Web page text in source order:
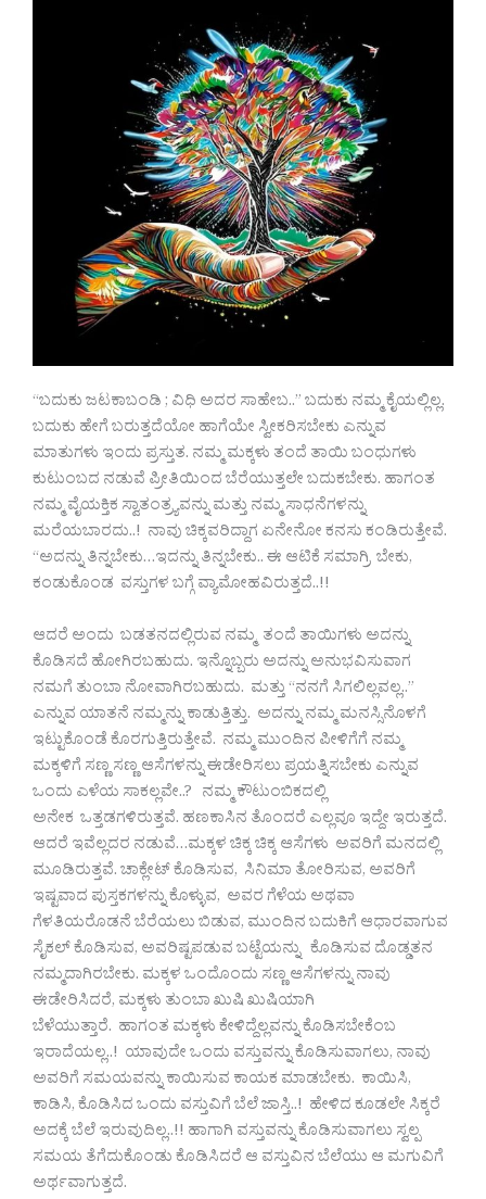
“ಬದುಕು ಜಟಕಾಬಂಡಿ ; ವಿಧಿ ಅದರ ಸಾಹೇಬ..” ಬದುಕು ನಮ್ಮ ಕೈಯಲ್ಲಿಲ್ಲ.
ಬದುಕು ಹೇಗೆ ಬರುತ್ತದೆಯೋ ಹಾಗೆಯೇ ಸ್ವೀಕರಿಸಬೇಕು ಎನ್ನುವ
ಮಾತುಗಳು ಇಂದು ಪ್ರಸ್ತುತ. ನಮ್ಮ ಮಕ್ಕಳು ತಂದೆ ತಾಯಿ ಬಂಧುಗಳು
ಕುಟುಂಬದ ನಡುವೆ ಪ್ರೀತಿಯಿಂದ ಬೆರೆಯುತ್ತಲೇ ಬದುಕಬೇಕು. ಹಾಗಂತ
ನಮ್ಮ ವೈಯಕ್ತಿಕ ಸ್ವಾತಂತ್ರ್ಯವನ್ನು ಮತ್ತು ನಮ್ಮ ಸಾಧನೆಗಳನ್ನು
ಮರೆಯಬಾರದು..! ನಾವು ಚಿಕ್ಕವರಿದ್ದಾಗ ಏನೇನೋ ಕನಸು ಕಂಡಿರುತ್ತೇವೆ.
“ಅದನ್ನು ತಿನ್ನಬೇಕು…ಇದನ್ನು ತಿನ್ನಬೇಕು.. ಈ ಆಟಿಕೆ ಸಮಾಗ್ರಿ ಬೇಕು,
ಕಂಡುಕೊಂಡ ವಸ್ತುಗಳ ಬಗ್ಗೆ ವ್ಯಾಮೋಹವಿರುತ್ತದೆ..!!
ಆದರೆ ಅಂದು ಬಡತನದಲ್ಲಿರುವ ನಮ್ಮ ತಂದೆ ತಾಯಿಗಳು ಅದನ್ನು
ಕೊಡಿಸದೆ ಹೋಗಿರಬಹುದು. ಇನ್ನೊಬ್ಬರು ಅದನ್ನು ಅನುಭವಿಸುವಾಗ
ನಮಗೆ ತುಂಬಾ ನೋವಾಗಿರಬಹುದು. ಮತ್ತು “ನನಗೆ ಸಿಗಲಿಲ್ಲವಲ್ಲ..”
ಎನ್ನುವ ಯಾತನೆ ನಮ್ಮನ್ನು ಕಾಡುತ್ತಿತ್ತು. ಅದನ್ನು ನಮ್ಮ ಮನಸ್ಸಿನೊಳಗೆ
ಇಟ್ಟುಕೊಂಡೆ ಕೊರಗುತ್ತಿರುತ್ತೇವೆ. ನಮ್ಮ ಮುಂದಿನ ಪೀಳಿಗೆಗೆ ನಮ್ಮ
ಮಕ್ಕಳಿಗೆ ಸಣ್ಣ ಸಣ್ಣ ಆಸೆಗಳನ್ನು ಈಡೇರಿಸಲು ಪ್ರಯತ್ನಿಸಬೇಕು ಎನ್ನುವ
ಒಂದು ಎಳೆಯ ಸಾಕಲ್ಲವೇ..? ನಮ್ಮ ಕೌಟುಂಬಿಕದಲ್ಲಿ
ಅನೇಕ ಒತ್ತಡಗಳಿರುತ್ತವೆ. ಹಣಕಾಸಿನ ತೊಂದರೆ ಎಲ್ಲವೂ ಇದ್ದೇ ಇರುತ್ತದೆ.
ಆದರೆ ಇವೆಲ್ಲದರ ನಡುವೆ…ಮಕ್ಕಳ ಚಿಕ್ಕ ಚಿಕ್ಕ ಆಸೆಗಳು ಅವರಿಗೆ ಮನದಲ್ಲಿ
ಮೂಡಿರುತ್ತವೆ. ಚಾಕ್ಲೇಟ್ ಕೊಡಿಸುವ, ಸಿನಿಮಾ ತೋರಿಸುವ, ಅವರಿಗೆ
ಇಷ್ಟವಾದ ಪುಸ್ತಕಗಳನ್ನು ಕೊಳ್ಳುವ, ಅವರ ಗೆಳೆಯ ಅಥವಾ
ಗೆಳತಿಯರೊಡನೆ ಬೆರೆಯಲು ಬಿಡುವ, ಮುಂದಿನ ಬದುಕಿಗೆ ಆಧಾರವಾಗುವ
ಸೈಕಲ್ ಕೊಡಿಸುವ, ಅವರಿಷ್ಟಪಡುವ ಬಟ್ಟೆಯನ್ನು ಕೊಡಿಸುವ ದೊಡ್ಡತನ
ನಮ್ಮದಾಗಿರಬೇಕು. ಮಕ್ಕಳ ಒಂದೊಂದು ಸಣ್ಣ ಆಸೆಗಳನ್ನು ನಾವು
ಈಡೇರಿಸಿದರೆ, ಮಕ್ಕಳು ತುಂಬಾ ಖುಷಿ ಖುಷಿಯಾಗಿ
ಬೆಳೆಯುತ್ತಾರೆ. ಹಾಗಂತ ಮಕ್ಕಳು ಕೇಳಿದ್ದೆಲ್ಲವನ್ನು ಕೊಡಿಸಬೇಕೆಂಬ
ಇರಾದೆಯಲ್ಲ..! ಯಾವುದೇ ಒಂದು ವಸ್ತುವನ್ನು ಕೊಡಿಸುವಾಗಲು, ನಾವು
ಅವರಿಗೆ ಸಮಯವನ್ನು ಕಾಯಿಸುವ ಕಾಯಕ ಮಾಡಬೇಕು. ಕಾಯಿಸಿ,
ಕಾಡಿಸಿ, ಕೊಡಿಸಿದ ಒಂದು ವಸ್ತುವಿಗೆ ಬೆಲೆ ಜಾಸ್ತಿ..! ಹೇಳಿದ ಕೂಡಲೇ ಸಿಕ್ಕರೆ
ಅದಕ್ಕೆ ಬೆಲೆ ಇರುವುದಿಲ್ಲ..!! ಹಾಗಾಗಿ ವಸ್ತುವನ್ನು ಕೊಡಿಸುವಾಗಲು ಸ್ವಲ್ಪ
ಸಮಯ ತೆಗೆದುಕೊಂಡು ಕೊಡಿಸಿದರೆ ಆ ವಸ್ತುವಿನ ಬೆಲೆಯು ಆ ಮಗುವಿಗೆ
ಅರ್ಥವಾಗುತ್ತದೆ.